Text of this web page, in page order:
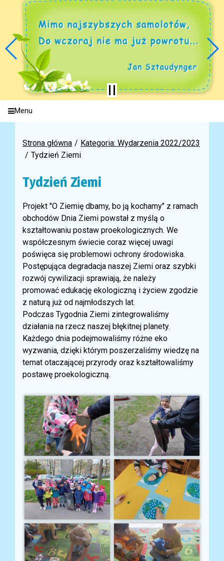
Menu
Strona główna
Kategoria: Wydarzenia 2022/2023
Tydzień Ziemi
Tydzień Ziemi
Projekt "O Ziemię dbamy, bo ją kochamy" z ramach
obchodów Dnia Ziemi powstał z myślą o
kształtowaniu postaw proekologicznych. We
współczesnym świecie coraz więcej uwagi
poświęca się problemowi ochrony środowiska.
Postępująca degradacja naszej Ziemi oraz szybki
rozwój cywilizacji sprawiają, że należy
promować edukację ekologiczną i życiew zgodzie
z naturą już od najmłodszych lat.
Podczas Tygodnia Ziemi zintegrowaliśmy
działania na rzecz naszej błękitnej planety.
Każdego dnia podejmowaliśmy różne eko
wyzwania, dzięki którym poszerzaliśmy wiedzę na
temat otaczającej przyrody oraz kształtowaliśmy
postawę proekologiczną.